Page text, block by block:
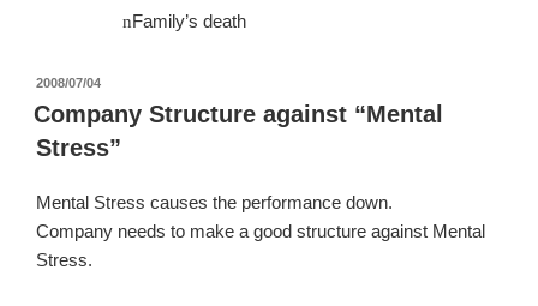
nFamily’s death
投
稿
日:
2008/07/04
Company Structure against “Mental
Stress”
Mental Stress causes the performance down.
Company needs to make a good structure against Mental
Stress.